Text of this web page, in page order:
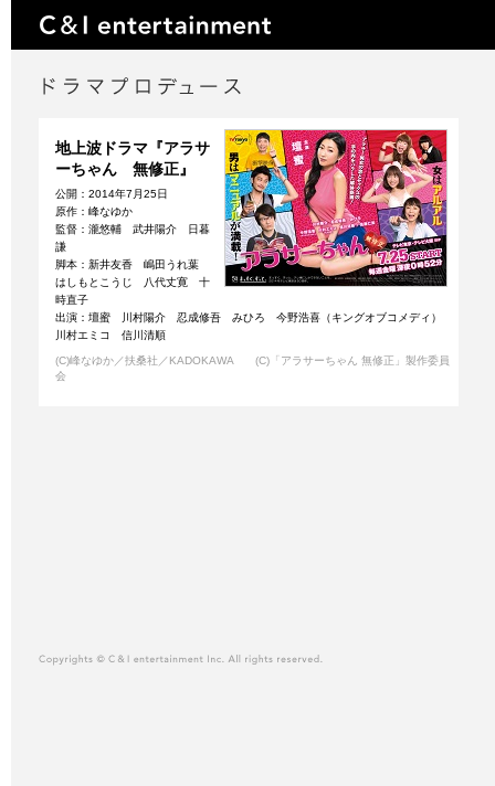
地上波ドラマ『アラサ
ーちゃん 無修正』
公開：2014年7月25日
原作：峰なゆか
監督：瀧悠輔 武井陽介 日暮
謙
脚本：新井友香 嶋田うれ葉
はしもとこうじ 八代丈寛 十
時直子
出演：壇蜜 川村陽介 忍成修吾 みひろ 今野浩喜（キングオブコメディ）
川村エミコ 信川清順
(C)峰なゆか／扶桑社／KADOKAWA (C)「アラサーちゃん 無修正」製作委員
会